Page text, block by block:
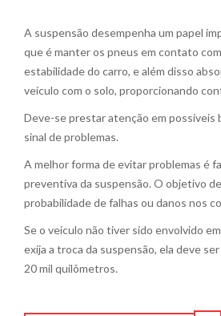
A suspensão desempenha um papel
que é manter os pneus em contato
estabilidade do carro, e além disso
veículo com o solo, proporcionando
Deve-se prestar atenção em possíveis
sinal de problemas.
A melhor forma de evitar problemas é
preventiva da suspensão. O objetivo
probabilidade de falhas ou danos nos
Se o veículo não tiver sido envolvido
exija a troca da suspensão, ela deve
20 mil quilômetros.